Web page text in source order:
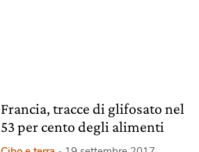
Francia, tracce di glifosato nel
53 per cento degli alimenti